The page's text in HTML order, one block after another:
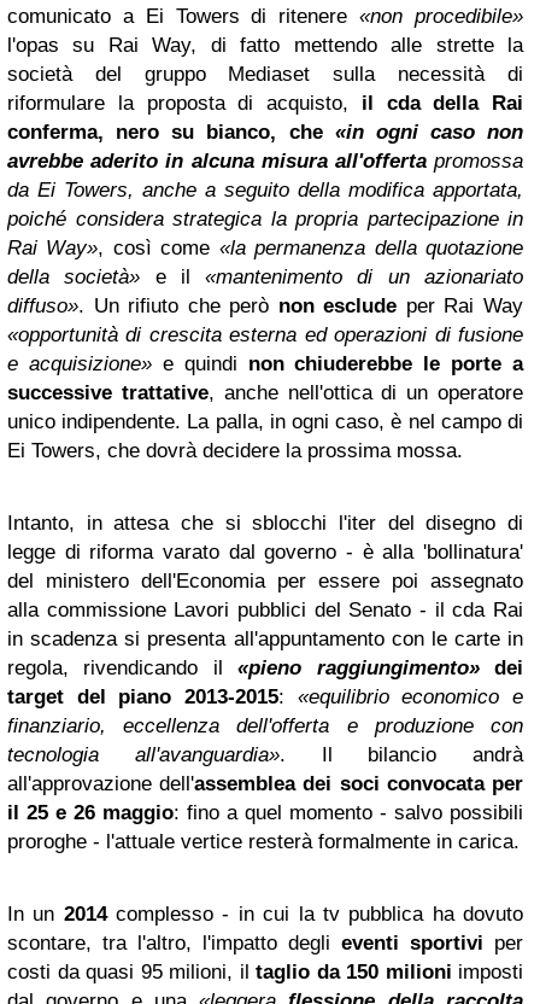
comunicato a Ei Towers di ritenere«non procedibile»
l'opas su Rai Way, di fatto mettendo alle strette la
società del gruppo Mediaset sulla necessità di
riformulare la proposta di acquisto, il cda della Rai
conferma, nero su bianco, che «in ogni caso non
avrebbe aderito in alcuna misura all'offertapromossa
da Ei Towers, anche a seguito della modifica apportata,
poiché considera strategica la propria partecipazione in
Rai Way», così come «la permanenza della quotazione
della società» e il«mantenimento di un azionariato
diffuso». Un rifiuto che però non esclude per Rai Way
«opportunità di crescita esterna ed operazioni di fusione
e acquisizione»e quindi non chiuderebbe le porte a
successive trattative, anche nell'ottica di un operatore
unico indipendente. La palla, in ogni caso, è nel campo di
Ei Towers, che dovrà decidere la prossima mossa.
Intanto, in attesa che si sblocchi l'iter del disegno di
legge di riforma varato dal governo - è alla 'bollinatura'
del ministero dell'Economia per essere poi assegnato
alla commissione Lavori pubblici del Senato - il cda Rai
in scadenza si presenta all'appuntamento con le carte in
regola, rivendicando il«pieno raggiungimento»dei
target del piano 2013-2015: «equilibrio economico e
finanziario, eccellenza dell'offerta e produzione con
tecnologia all'avanguardia». Il bilancio andrà
all'approvazione dell'assemblea dei soci convocata per
il 25 e 26 maggio: fino a quel momento - salvo possibili
proroghe - l'attuale vertice resterà formalmente in carica.
In un 2014complesso - in cui la tv pubblica ha dovuto
scontare, tra l'altro, l'impatto degli eventi sportivi per
costi da quasi 95 milioni, il taglio da 150 milioni imposti